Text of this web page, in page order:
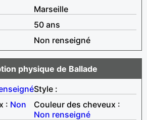
Marseille
50 ans
Non renseigné
physique de Ballade
Style :
: Non
Couleur des cheveux :
Non renseigné